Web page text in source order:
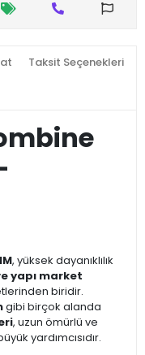
Taksit Seçenekleri
, yüksek dayanıklılık
yapı market
biridir.
gibi birçok alanda
, uzun ömürlü ve
yardımcısıdır.